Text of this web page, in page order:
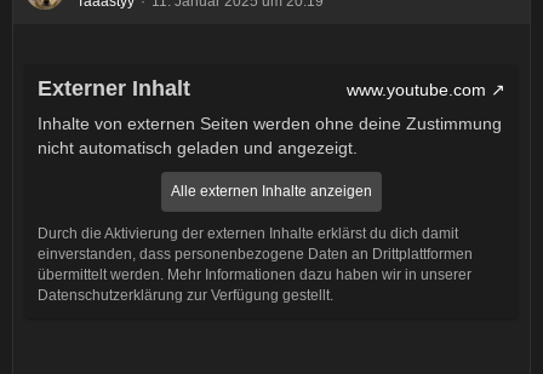
Externer Inhalt
www.youtube.com
Inhalte von externen Seiten werden ohne deine Zustimmung
nicht automatisch geladen und angezeigt.
Alle externen Inhalte anzeigen
Durch die Aktivierung der externen Inhalte erklärst du dich damit
einverstanden, dass personenbezogene Daten an Drittplattformen
übermittelt werden. Mehr Informationen dazu haben wir in unserer
Datenschutzerklärung zur Verfügung gestellt.